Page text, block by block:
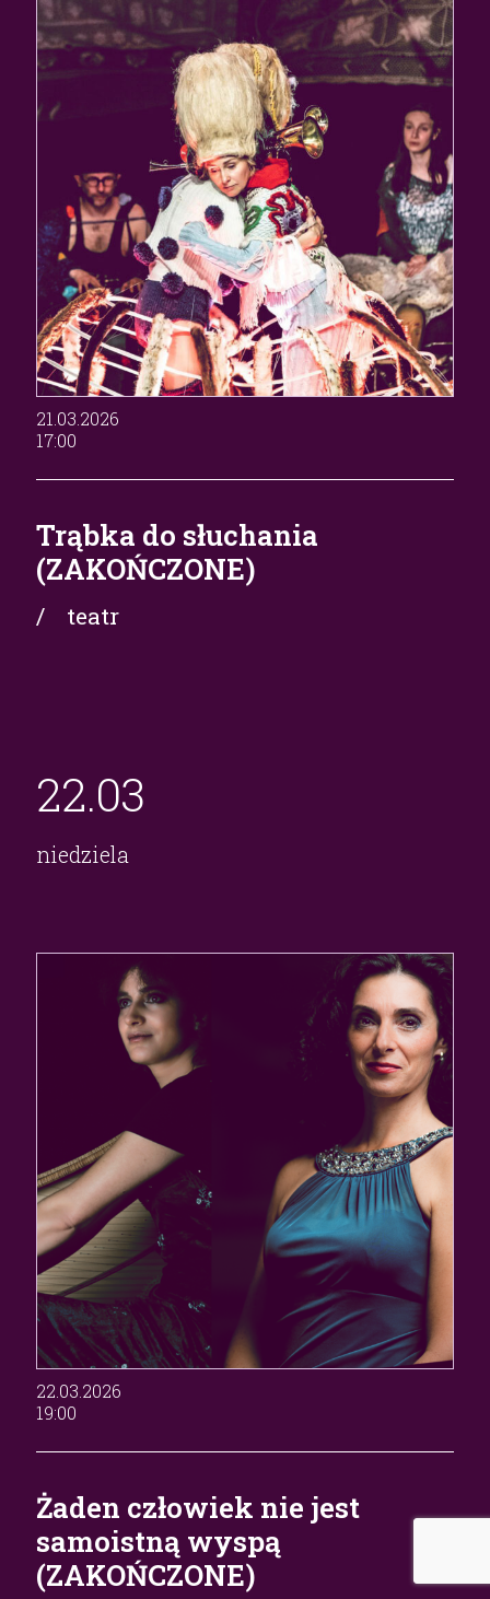
21.03.2026
17:00
Trąbka do słuchania
(ZAKOŃCZONE)
/ teatr
22.03
niedziela
22.03.2026
19:00
Żaden człowiek nie jest
samoistną wyspą
(ZAKOŃCZONE)